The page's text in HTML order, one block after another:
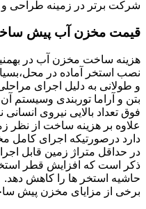
شرکت برتر در زمینه طراحی
قیمت مخزن آب پیش ساخته
هزینه ساخت مخزن آب در
نصب استخر آماده در
و طولانی به دلیل اجرای
بتن و آراما توربندی
فوق تعداد بالایی نیروی
در حداقل متراژ زمین قابل
ذکر است که افزایش قطر
حاشیه استخر ها را کاهش دهد.
برخی از مزایای مخزن پیش